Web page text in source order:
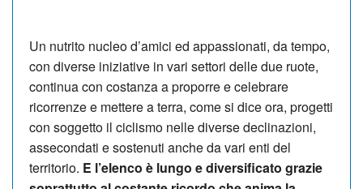
Un nutrito nucleo d’amici ed appassionati, da tempo,
con diverse iniziative in vari settori delle due ruote,
continua con costanza a proporre e celebrare
ricorrenze e mettere a terra, come si dice ora, progetti
con soggetto il ciclismo nelle diverse declinazioni,
assecondati e sostenuti anche da vari enti del
territorio. E l’elenco è lungo e diversificato grazie